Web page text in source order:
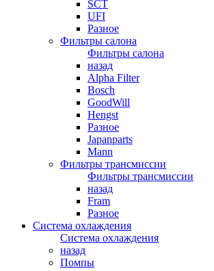
SCT
UFI
Разное
Фильтры салона
Фильтры салона
назад
Alpha Filter
Bosch
GoodWill
Hengst
Разное
Japanparts
Mann
Фильтры трансмиссии
Фильтры трансмиссии
назад
Fram
Разное
Система охлаждения
Система охлаждения
назад
Помпы